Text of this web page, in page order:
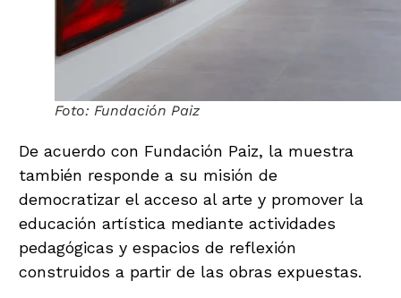
Foto: Fundación Paiz
De acuerdo con Fundación Paiz, la muestra
también responde a su misión de
democratizar el acceso al arte y promover la
educación artística mediante actividades
pedagógicas y espacios de reflexión
construidos a partir de las obras expuestas.